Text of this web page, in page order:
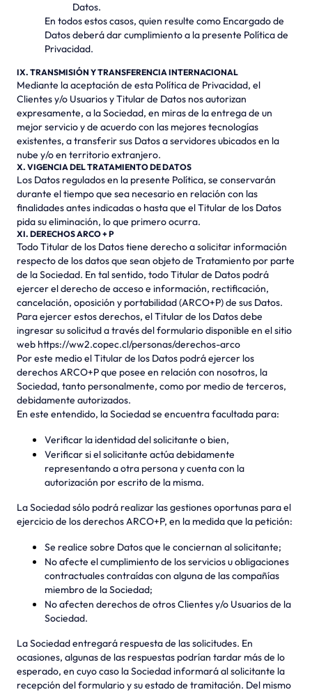
Datos.
En todos estos casos, quien resulte como Encargado de
Datos deberá dar cumplimiento a la presente Política de
Privacidad.
IX. TRANSMISIÓN Y TRANSFERENCIA INTERNACIONAL
Mediante la aceptación de esta Política de Privacidad, el
Clientes y/o Usuarios y Titular de Datos nos autorizan
expresamente, a la Sociedad, en miras de la entrega de un
mejor servicio y de acuerdo con las mejores tecnologías
existentes, a transferir sus Datos a servidores ubicados en la
nube y/o en territorio extranjero.
X. VIGENCIA DEL TRATAMIENTO DE DATOS
Los Datos regulados en la presente Política, se conservarán
durante el tiempo que sea necesario en relación con las
finalidades antes indicadas o hasta que el Titular de los Datos
pida su eliminación, lo que primero ocurra.
XI. DERECHOS ARCO + P
Todo Titular de los Datos tiene derecho a solicitar información
respecto de los datos que sean objeto de Tratamiento por parte
de la Sociedad. En tal sentido, todo Titular de Datos podrá
ejercer el derecho de acceso e información, rectificación,
cancelación, oposición y portabilidad (ARCO+P) de sus Datos.
Para ejercer estos derechos, el Titular de los Datos debe
ingresar su solicitud a través del formulario disponible en el sitio
web https://ww2.copec.cl/personas/derechos-arco
Por este medio el Titular de los Datos podrá ejercer los
derechos ARCO+P que posee en relación con nosotros, la
Sociedad, tanto personalmente, como por medio de terceros,
debidamente autorizados.
En este entendido, la Sociedad se encuentra facultada para:
Verificar la identidad del solicitante o bien,
Verificar si el solicitante actúa debidamente
representando a otra persona y cuenta con la
autorización por escrito de la misma.
La Sociedad sólo podrá realizar las gestiones oportunas para el
ejercicio de los derechos ARCO+P, en la medida que la petición:
Se realice sobre Datos que le conciernan al solicitante;
No afecte el cumplimiento de los servicios u obligaciones
contractuales contraídas con alguna de las compañías
miembro de la Sociedad;
No afecten derechos de otros Clientes y/o Usuarios de la
Sociedad.
La Sociedad entregará respuesta de las solicitudes. En
ocasiones, algunas de las respuestas podrían tardar más de lo
esperado, en cuyo caso la Sociedad informará al solicitante la
recepción del formulario y su estado de tramitación. Del mismo